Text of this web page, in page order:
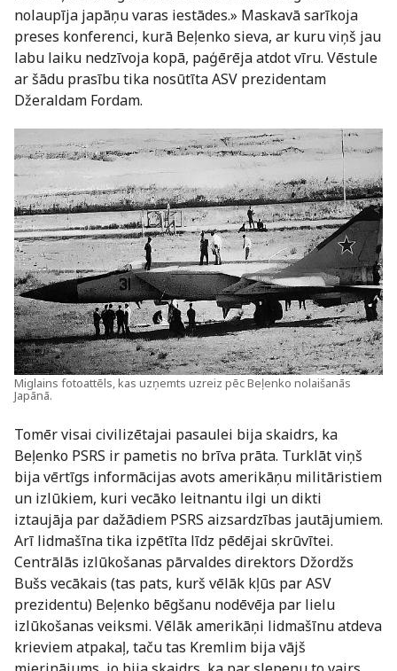
nolaupīja japāņu varas iestādes.» Maskavā sarīkoja
preses konferenci, kurā Beļenko sieva, ar kuru viņš jau
labu laiku nedzīvoja kopā, paģērēja atdot vīru. Vēstule
ar šādu prasību tika nosūtīta ASV prezidentam
Džeraldam Fordam.
Miglains fotoattēls, kas uzņemts uzreiz pēc Beļenko nolaišanās
Japānā.
Tomēr visai civilizētajai pasaulei bija skaidrs, ka
Beļenko PSRS ir pametis no brīva prāta. Turklāt viņš
bija vērtīgs informācijas avots amerikāņu militāristiem
un izlūkiem, kuri vecāko leitnantu ilgi un dikti
iztaujāja par dažādiem PSRS aizsardzības jautājumiem.
Arī lidmašīna tika izpētīta līdz pēdējai skrūvītei.
Centrālās izlūkošanas pārvaldes direktors Džordžs
Bušs vecākais (tas pats, kurš vēlāk kļūs par ASV
prezidentu) Beļenko bēgšanu nodēvēja par lielu
izlūkošanas veiksmi. Vēlāk amerikāņi lidmašīnu atdeva
krieviem atpakaļ, taču tas Kremlim bija vājš